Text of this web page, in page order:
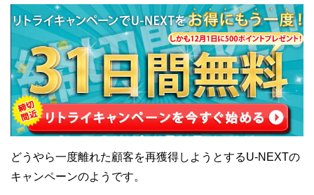
どうやら一度離れた顧客を再獲得しようとするU-NEXTの
キャンペーンのようです。